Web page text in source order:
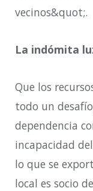
vecinos&quot;.
La indómita
Que los
todo un
dependencia
incapacidad
lo que se
local es socio